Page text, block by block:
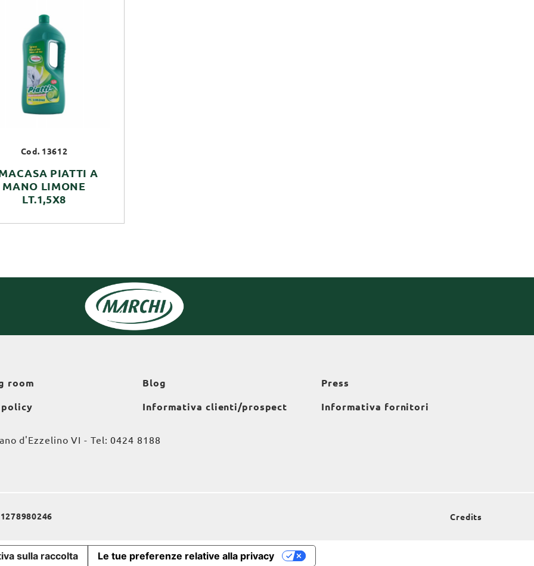
Cod. 13612
PIATTI A
MANO LIMONE
LT.1,5X8
room
policy
Blog
Informativa clienti/prospect
Press
Informativa fornitori
d'Ezzelino VI - Tel:0424 8188
Credits
sulla raccolta Le tue preferenze relative alla privacy